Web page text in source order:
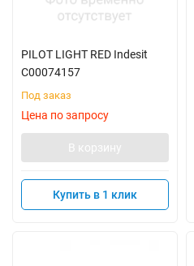
PILOT LIGHT RED Indesit
C00074157
Под заказ
Цена по запросу
В корзину
Купить в 1 клик